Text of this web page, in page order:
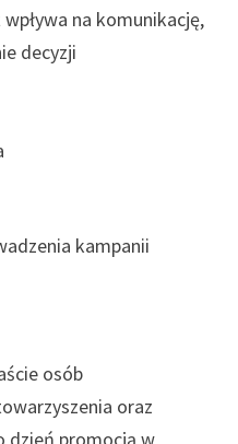
na komunikację,
decyzji
kampanii
osób
oraz